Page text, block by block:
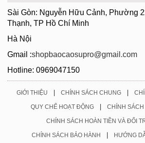
Sài Gòn: Nguyễn Hữu Cảnh, Phường
Thạnh, TP Hồ Chí Minh
Hà Nội
Gmail :shopbaocaosupro@gmail.com
Hotline: 0969047150
GIỚI THIỆU | CHÍNH SÁCH CHUNG |
QUY CHẾ HOẠT ĐỘNG | CHÍNH
CHÍNH SÁCH HOÀN TIỀN VÀ ĐỔI
CHÍNH SÁCH BẢO HÀNH | HƯỚNG